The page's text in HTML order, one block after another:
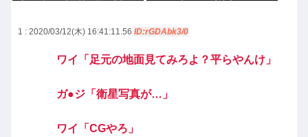
1 : 2020/03/12(木) 16:41:11.56 ID:rGDAbk3/0
ワイ「足元の地面見てみろよ？平らやんけ」
ガ●ジ「衛星写真が…」
ワイ「CGやろ」